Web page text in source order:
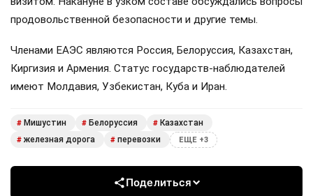
премьер-министр Михаил Мишустин на расширенном
заседании Евразийского межправительственного
совета в Киргизии.
По его словам, в прошлом году почти все перевозки
между двумя странами осуществлялись по электронным
восемьдесят процентов. Заседание совета проходит в
Чолпон-Ата, куда Мишустин прибыл с двухдневным
визитом. Накануне в узком составе обсуждались вопросы
продовольственной безопасности и другие темы.